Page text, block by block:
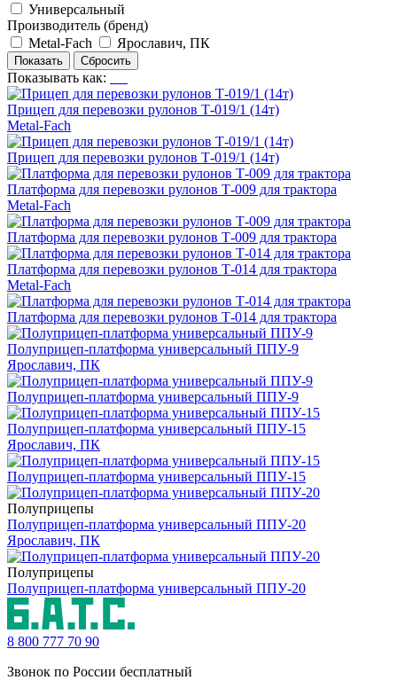
Универсальный
Производитель (бренд)
Metal-Fach
Ярославич, ПК
Показывать как:
Прицеп для перевозки рулонов Т-019/1 (14т)
Metal-Fach
Прицеп для перевозки рулонов Т-019/1 (14т)
Платформа для перевозки рулонов Т-009 для трактора
Metal-Fach
Платформа для перевозки рулонов Т-009 для трактора
Платформа для перевозки рулонов Т-014 для трактора
Metal-Fach
Платформа для перевозки рулонов Т-014 для трактора
Полуприцеп-платформа универсальный ППУ-9
Ярославич, ПК
Полуприцеп-платформа универсальный ППУ-9
Полуприцеп-платформа универсальный ППУ-15
Ярославич, ПК
Полуприцеп-платформа универсальный ППУ-15
Полуприцепы
Полуприцеп-платформа универсальный ППУ-20
Ярославич, ПК
Полуприцепы
Полуприцеп-платформа универсальный ППУ-20
8 800 777 70 90
Звонок по России бесплатный